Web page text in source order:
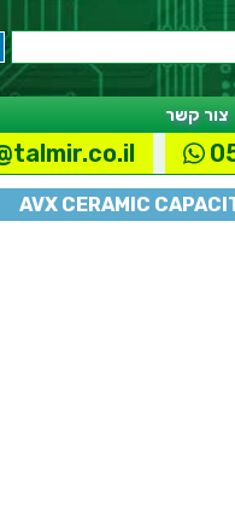
צור קשר
AVX CERAMIC